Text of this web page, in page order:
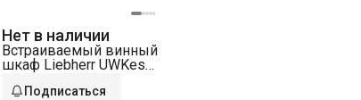
Нет в наличии
Встраиваемый винный
шкаф Liebherr UWKes
Подписаться